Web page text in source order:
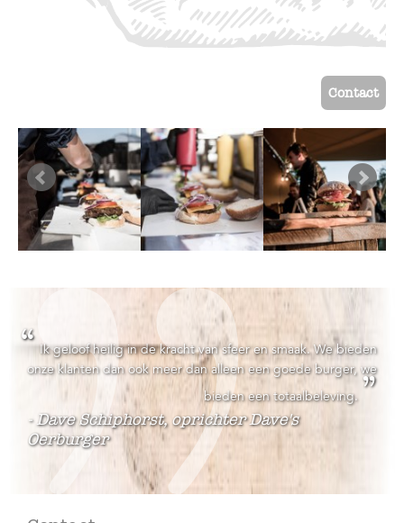
Contact
“ Ik geloof heilig in de kracht van sfeer en smaak. We bieden
onze klanten dan ook meer dan alleen een goede burger, we
bieden een totaalbeleving. ”
- Dave Schiphorst, oprichter Dave's
Oerburger